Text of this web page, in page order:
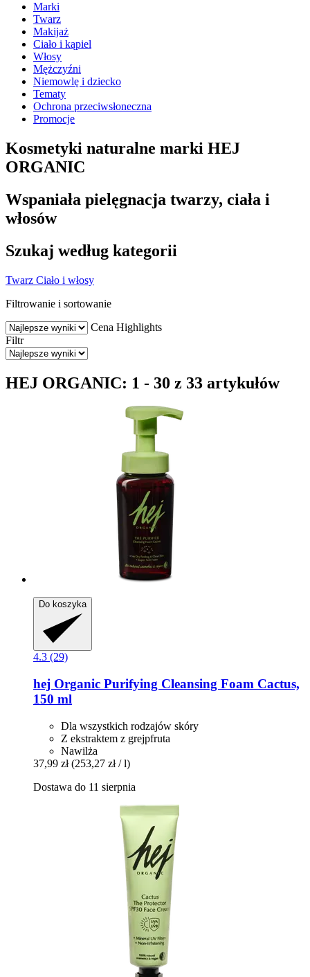
Marki
Twarz
Makijaż
Ciało i kąpiel
Włosy
Mężczyźni
Niemowlę i dziecko
Tematy
Ochrona przeciwsłoneczna
Promocje
Kosmetyki naturalne marki HEJ
ORGANIC
Wspaniała pielęgnacja twarzy, ciała i
włosów
Szukaj według kategorii
Twarz Ciało i włosy
Filtrowanie i sortowanie
Cena Highlights
Filtr
HEJ ORGANIC: 1 - 30 z 33 artykułów
Do koszyka
4.3 (29)
hej Organic Purifying Cleansing Foam Cactus,
150 ml
Dla wszystkich rodzajów skóry
Z ekstraktem z grejpfruta
Nawilża
37,99 zł (253,27 zł / l)
Dostawa do 11 sierpnia